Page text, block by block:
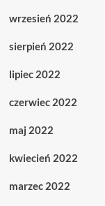
wrzesień 2022
sierpień 2022
lipiec 2022
czerwiec 2022
maj 2022
kwiecień 2022
marzec 2022